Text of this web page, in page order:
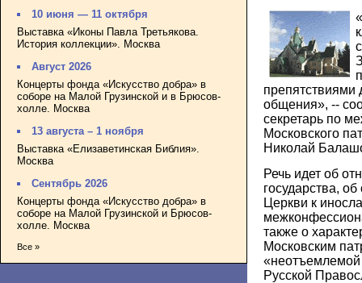
10 июня — 11 октября
Выставка «Иконы Павла Третьякова.
История коллекции». Москва
Август 2026
Концерты фонда «Искусство добра» в
соборе на Малой Грузинской и в Брюсов-
холле. Москва
13 августа – 1 ноября
Выставка «Елизаветинская Библия».
Москва
Сентябрь 2026
Концерты фонда «Искусство добра» в
соборе на Малой Грузинской и Брюсов-
холле. Москва
Все »
препятствиями
общения», --
секретарь по
Московского
Николай
Речь идет об
государства,
Церкви к
также о
Московским
Русской